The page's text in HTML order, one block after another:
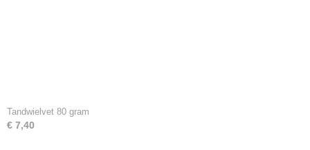
Tandwielvet 80 gram
€ 7,40